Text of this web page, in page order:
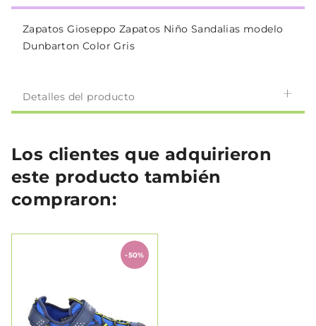
Zapatos Gioseppo Zapatos Niño Sandalias modelo
Dunbarton Color Gris
Detalles del producto
Los clientes que adquirieron
este producto también
compraron:
-50%